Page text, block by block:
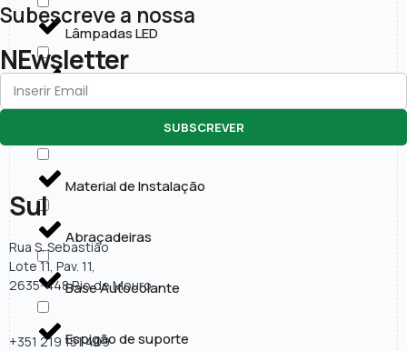
Lâmpadas LED
Painéis LED
Projectores LED
Material de Instalação
Abraçadeiras
Base Autocolante
Espigão de suporte
Subescreve a nossa
NEwsletter
SUBSCREVER
Sul
Rua S. Sebastião
Lote 11, Pav. 11,
2635-448 Rio de Mouro
+351 219 151 409